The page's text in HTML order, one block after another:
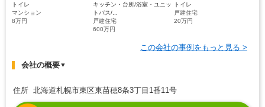
トイレ
マンション
8万円
キッチン・台所/浴室・ユニッ
トバス/...
戸建住宅
600万円
トイレ
戸建住宅
20万円
この会社の事例をもっと見る >
会社の概要▼
住所 北海道札幌市東区東苗穂8条3丁目1番11号